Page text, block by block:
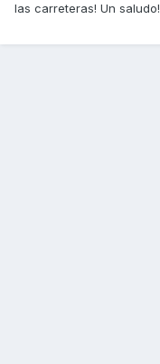
las carreteras! Un saludo!